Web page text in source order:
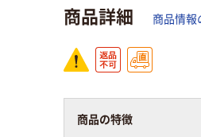
商品詳細 商品情報
商品の特徴